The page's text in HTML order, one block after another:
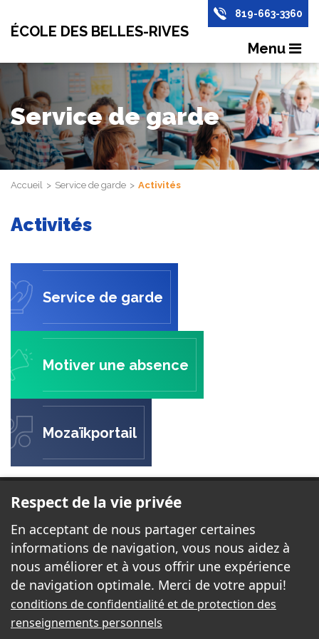
ÉCOLE DES BELLES-RIVES
819-663-3360
Menu
Service de garde
Accueil Service de garde Activités
Activités
Service de garde
Motiver une absence
Mozaïkportail
ÉCOLE DES BELLES-RIVES
23 rue Forget
Gatineau, QC J8P 2H7
Téléphone:819-663-3360
Télécopieur:819-663-7992
Respect de la vie privée
En acceptant de nous partager certaines
informations de navigation, vous nous aidez à
nous améliorer et à vous offrir une expérience
de navigation optimale. Merci de votre appui!
conditions de confidentialité et de protection des
renseignements personnels